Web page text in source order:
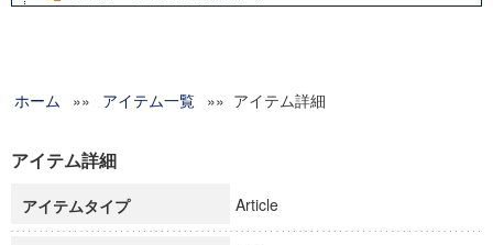
グローバルリサーチインスティテュート
科学研究費補助金研究成果報告書
慶應義塾大学グローバルCOEプログラム市民社会ガバナンス
慶應義塾大学グローバルCOEプログラム論理と感性の先端的
ホーム »» アイテム一覧 »» アイテム詳細
アイテム詳細
アイテムタイプ Article